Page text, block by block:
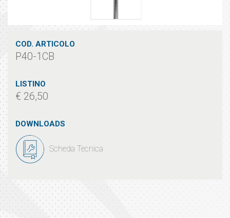
COD. ARTICOLO
P40-1CB
LISTINO
€ 26,50
DOWNLOADS
Scheda Tecnica